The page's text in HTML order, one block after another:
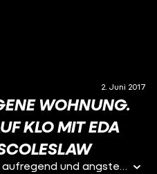
2. Juni 2017
WOHNUNG.
KLO MIT EDA
Zuhause ausziehen. Das ist aufregend und angsteinflößend zugleich. Wie finde ich eine WG? Was muss ich bei der Wohnungssuche beachten? Und was mach ich, wenn ich einsam bin?Auf Klo beantworten Eda Vendetta und ItsColeslaw eure Fragen zum ersten eigenen Zuhause.